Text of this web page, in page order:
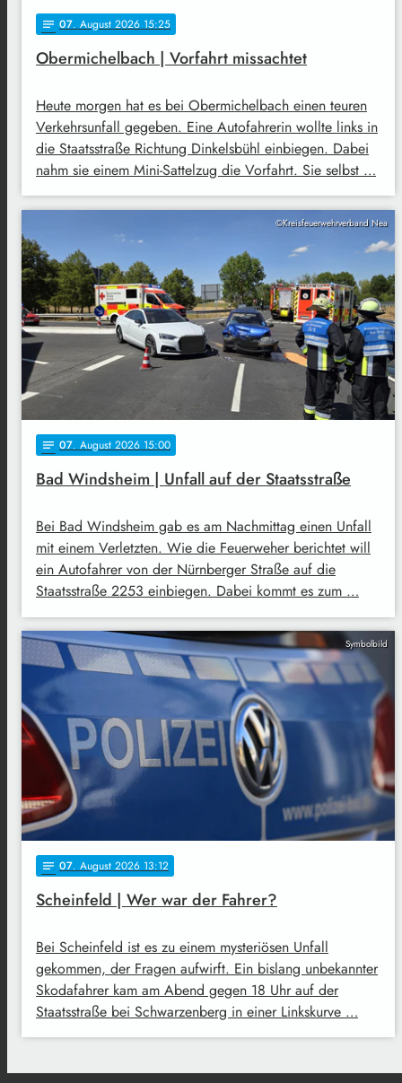
notes 07. August 2026 15:25
Obermichelbach | Vorfahrt missachtet
Heute morgen hat es bei Obermichelbach einen teuren
Verkehrsunfall gegeben. Eine Autofahrerin wollte links in
die Staatsstraße Richtung Dinkelsbühl einbiegen. Dabei
nahm sie einem Mini-Sattelzug die Vorfahrt. Sie selbst …
©Kreisfeuerwehrverband Nea
notes 07. August 2026 15:00
Bad Windsheim | Unfall auf der Staatsstraße
Bei Bad Windsheim gab es am Nachmittag einen Unfall
mit einem Verletzten. Wie die Feuerweher berichtet will
ein Autofahrer von der Nürnberger Straße auf die
Staatsstraße 2253 einbiegen. Dabei kommt es zum …
Symbolbild
notes 07. August 2026 13:12
Scheinfeld | Wer war der Fahrer?
Bei Scheinfeld ist es zu einem mysteriösen Unfall
gekommen, der Fragen aufwirft. Ein bislang unbekannter
Skodafahrer kam am Abend gegen 18 Uhr auf der
Staatsstraße bei Schwarzenberg in einer Linkskurve …